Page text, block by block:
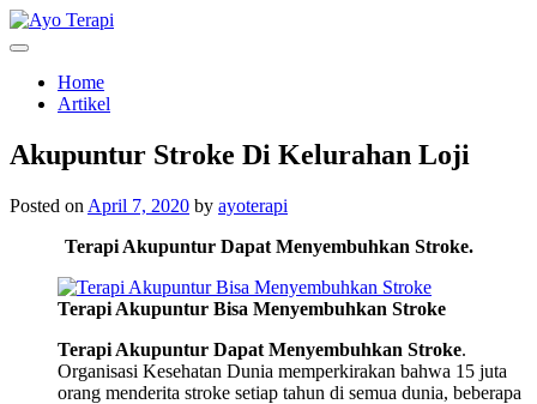
Skip
to
Home
Artikel
Akupuntur Stroke Di Kelurahan Loji
Posted on April 7, 2020 by ayoterapi
Terapi Akupuntur Dapat Menyembuhkan Stroke.
Terapi Akupuntur Bisa Menyembuhkan Stroke
Terapi Akupuntur Dapat Menyembuhkan Stroke.
Organisasi Kesehatan Dunia memperkirakan bahwa 15 juta
orang menderita stroke setiap tahun di semua dunia, beberapa